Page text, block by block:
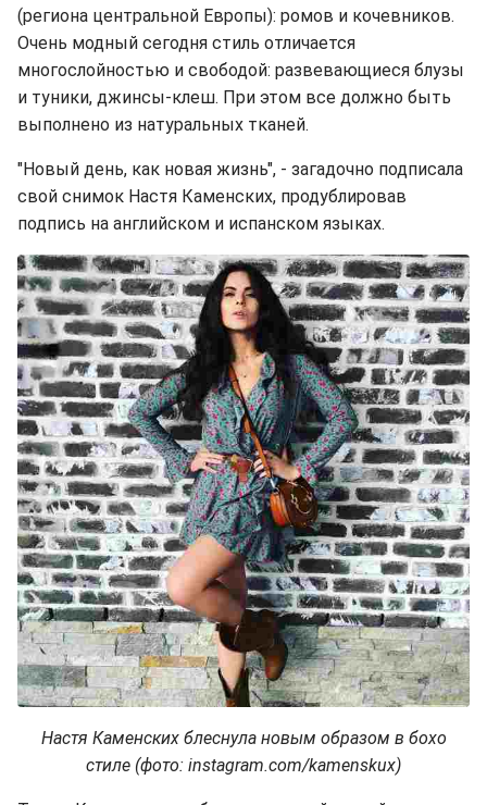
(региона центральной Европы): ромов и кочевников.
Очень модный сегодня стиль отличается
многослойностью и свободой: развевающиеся блузы
и туники, джинсы-клеш. При этом все должно быть
выполнено из натуральных тканей.
"Новый день, как новая жизнь", - загадочно подписала
свой снимок Настя Каменских, продублировав
подпись на английском и испанском языках.
Настя Каменских блеснула новым образом в бохо
стиле (фото: instagram.com/kamenskux)